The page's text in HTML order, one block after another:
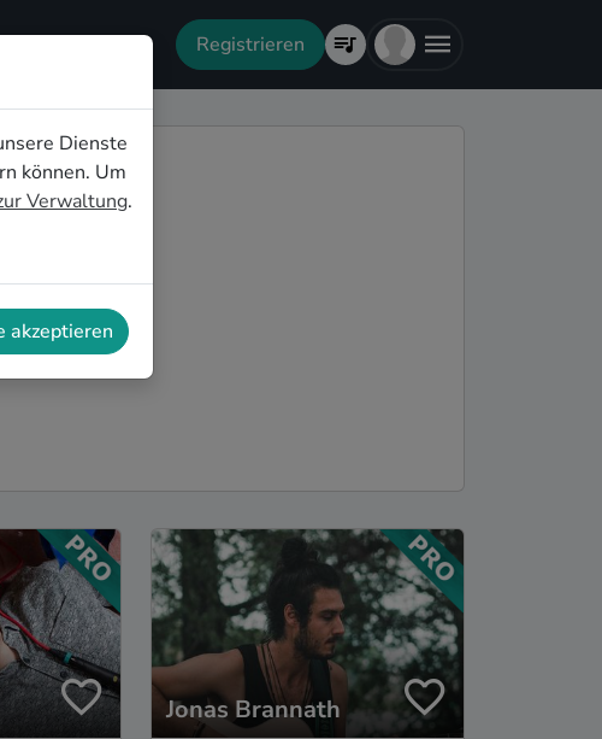
Registrieren
Jonas Brannath
Dienste
können. Um
Verwaltung.
akzeptieren